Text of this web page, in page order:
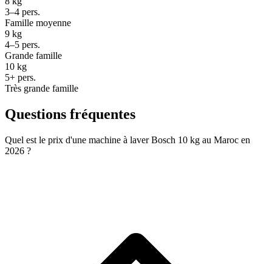
3–4 pers.
Famille moyenne
9 kg
4–5 pers.
Grande famille
10 kg
5+ pers.
Très grande famille
Questions fréquentes
Quel est le prix d'une machine à laver Bosch 10 kg au Maroc en
2026 ?